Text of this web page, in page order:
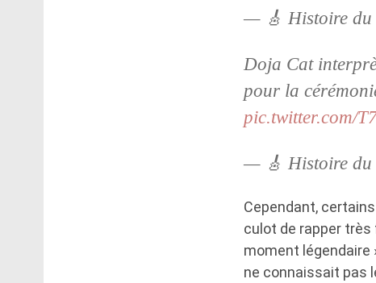
— 🎸 Histoire du
Doja Cat
pour la
pic.twitter.com/
— 🎸 Histoire du
Cependant,
culot de rapper
moment légendaire
ne connaissait pas